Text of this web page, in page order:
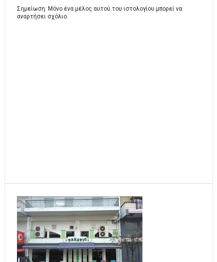
Σημείωση: Μόνο ένα μέλος αυτού του ιστολογίου μπορεί να
αναρτήσει σχόλιο.